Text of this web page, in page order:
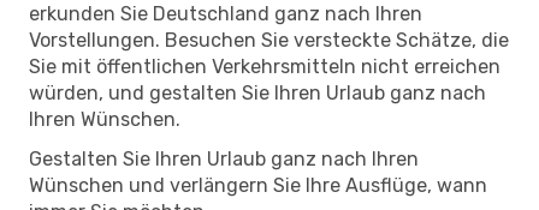
erkunden Sie Deutschland ganz nach Ihren
Vorstellungen. Besuchen Sie versteckte Schätze, die
Sie mit öffentlichen Verkehrsmitteln nicht erreichen
würden, und gestalten Sie Ihren Urlaub ganz nach
Ihren Wünschen.
Gestalten Sie Ihren Urlaub ganz nach Ihren
Wünschen und verlängern Sie Ihre Ausflüge, wann